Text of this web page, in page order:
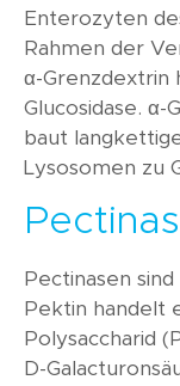
Enterozyten
Rahmen der
α-Grenzdextrin
Glucosidase. α-
baut
Lysosomen zu
Pectinasen
Pektin handelt
Polysaccharid
D-